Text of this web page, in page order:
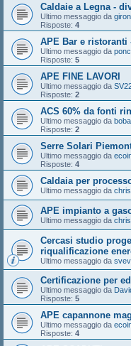
Caldaie a Legna -
Ultimo messaggio da
Risposte: 4
APE Bar e ristoranti
Ultimo messaggio da
Risposte: 5
APE FINE LAVORI
Ultimo messaggio da
Risposte: 2
ACS 60% da fonti
Ultimo messaggio da
Risposte: 2
Serre Solari
Ultimo messaggio da
Risposte: 4
Caldaia per
Ultimo messaggio da
APE impianto a
Ultimo messaggio da
Cercasi studio
riqualificazione
Ultimo messaggio da
Certificazione per
Ultimo messaggio da
Risposte: 5
APE capannone
Ultimo messaggio da
Risposte: 4